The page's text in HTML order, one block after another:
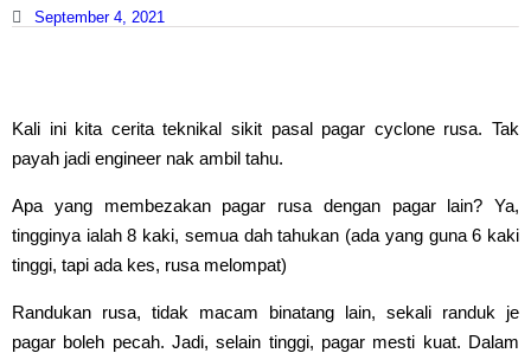
September 4, 2021
Kali ini kita cerita teknikal sikit pasal pagar cyclone rusa. Tak
payah jadi engineer nak ambil tahu.
Apa yang membezakan pagar rusa dengan pagar lain? Ya,
tingginya ialah 8 kaki, semua dah tahukan (ada yang guna 6 kaki
tinggi, tapi ada kes, rusa melompat)
Randukan rusa, tidak macam binatang lain, sekali randuk je
pagar boleh pecah. Jadi, selain tinggi, pagar mesti kuat. Dalam